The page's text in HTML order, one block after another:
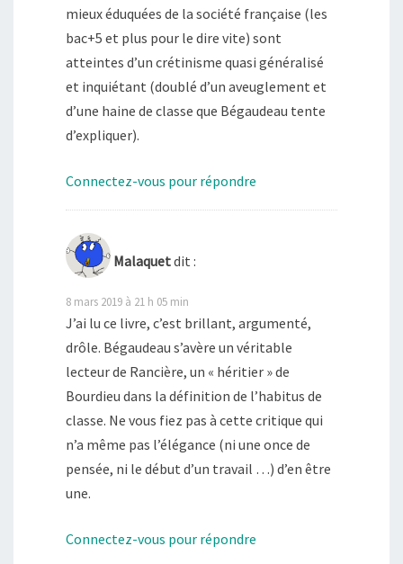
mieux éduquées de la société française (les
bac+5 et plus pour le dire vite) sont
atteintes d’un crétinisme quasi généralisé
et inquiétant (doublé d’un aveuglement et
d’une haine de classe que Bégaudeau tente
d’expliquer).
Connectez-vous pour répondre
Malaquetdit :
8 mars 2019 à 21 h 05 min
J’ai lu ce livre, c’est brillant, argumenté,
drôle. Bégaudeau s’avère un véritable
lecteur de Rancière, un « héritier » de
Bourdieu dans la définition de l’habitus de
classe. Ne vous fiez pas à cette critique qui
n’a même pas l’élégance (ni une once de
pensée, ni le début d’un travail …) d’en être
une.
Connectez-vous pour répondre